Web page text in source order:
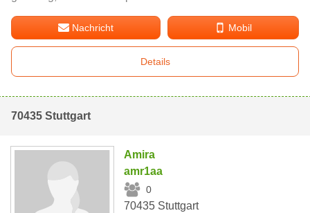
Nachricht Mobil
Details
70435 Stuttgart
Amira
amr1aa
0
70435 Stuttgart